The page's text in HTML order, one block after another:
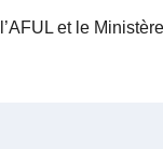
et le